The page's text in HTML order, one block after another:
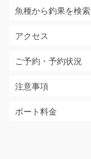
魚種から釣果を検索
アクセス
ご予約・予約状況
注意事項
ボート料金